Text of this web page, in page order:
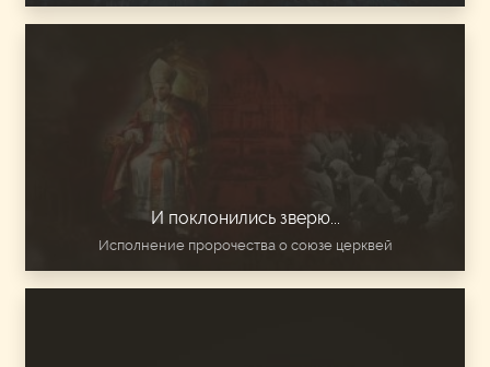
И поклонились зверю...
Исполнение пророчества о союзе церквей